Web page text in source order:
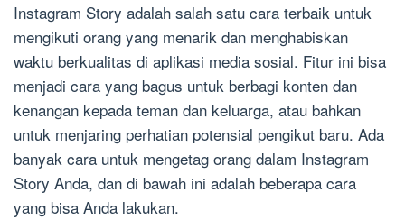
Instagram Story adalah salah satu cara terbaik untuk
mengikuti orang yang menarik dan menghabiskan
waktu berkualitas di aplikasi media sosial. Fitur ini bisa
menjadi cara yang bagus untuk berbagi konten dan
kenangan kepada teman dan keluarga, atau bahkan
untuk menjaring perhatian potensial pengikut baru. Ada
banyak cara untuk mengetag orang dalam Instagram
Story Anda, dan di bawah ini adalah beberapa cara
yang bisa Anda lakukan.